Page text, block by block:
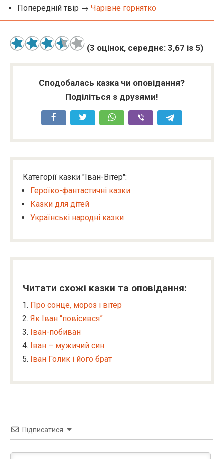
Попередній твір → Чарівне горнятко
(3 оцінок, середнє: 3,67 із 5)
Сподобалась казка чи оповідання?
Поділіться з друзями!
Категорії казки "Іван-Вітер":
Героїко-фантастичні казки
Казки для дітей
Українські народні казки
Читати схожі казки та оповідання:
Про сонце, мороз і вітер
Як Іван “повісився”
Іван-побиван
Іван – мужичий син
Іван Голик і його брат
Підписатися